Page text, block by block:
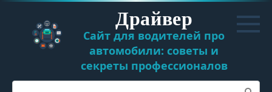
Перейти
контенту
Драйвер
Сайт для водителей про
автомобили: советы и
секреты профессионалов
Поиск: